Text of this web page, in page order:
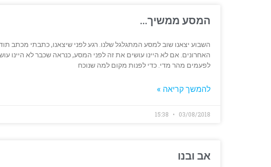
המסע ממשיך…
השבוע יצאנו שוב למסע המתגלגל שלנו. רגע לפני שיצאנו, כתבתי מכתב
האחרונים. אם לא היינו עושים את זה לפני המסע, כנראה שכבר לא היינו
לפעמים מהר מדי. כדי לפנות מקום למה שנוכח
להמשך קריאה »
03/08/2018
אב ובנו